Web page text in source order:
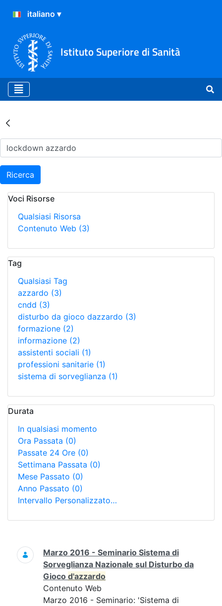
Istituto Superiore di Sanità
Risultati della Ricerca -
Ricerca
Voci Risorse
Qualsiasi Risorsa
Contenuto Web (3)
Tag
Qualsiasi Tag
azzardo (3)
cndd (3)
disturbo da gioco dazzardo (3)
formazione (2)
informazione (2)
assistenti sociali (1)
professioni sanitarie (1)
sistema di sorveglianza (1)
Durata
In qualsiasi momento
Ora Passata (0)
Passate 24 Ore (0)
Settimana Passata (0)
Mese Passato (0)
Anno Passato (0)
Intervallo Personalizzato…
Ricerca
Marzo 2016 - Seminario Sistema di
Sorveglianza Nazionale sul Disturbo da
Gioco d'azzardo
Contenuto Web
Marzo 2016 - Seminario: 'Sistema di